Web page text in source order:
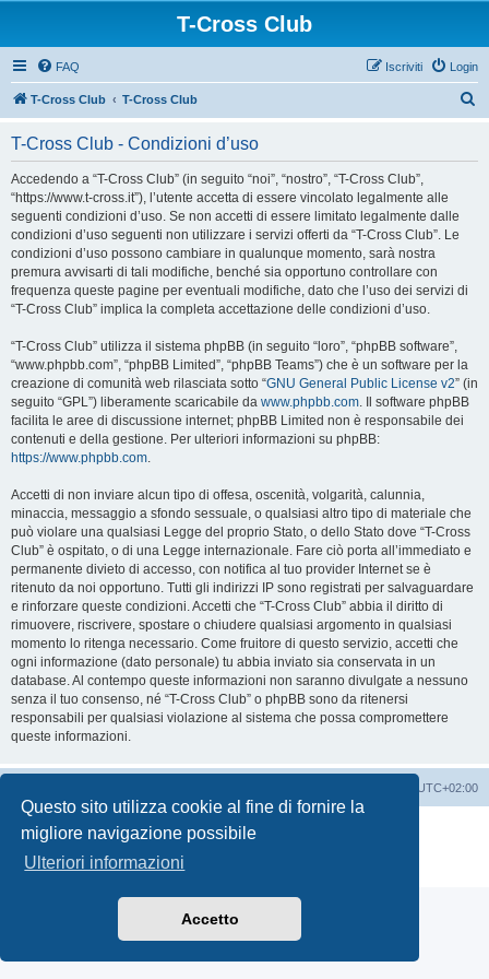
Questo sito utilizza cookie al fine di fornire la
migliore navigazione possibile
Ulteriori informazioni
Accetto
T-Cross Club
FAQ Login
Iscriviti
T-Cross Club T-Cross Club
T-Cross Club - Condizioni d’uso
Accedendo a “T-Cross Club” (in seguito “noi”, “nostro”, “T-Cross Club”,
“https://www.t-cross.it”), l’utente accetta di essere vincolato legalmente alle
seguenti condizioni d’uso. Se non accetti di essere limitato legalmente dalle
condizioni d’uso seguenti non utilizzare i servizi offerti da “T-Cross Club”. Le
condizioni d’uso possono cambiare in qualunque momento, sarà nostra
premura avvisarti di tali modifiche, benché sia opportuno controllare con
frequenza queste pagine per eventuali modifiche, dato che l’uso dei servizi di
“T-Cross Club” implica la completa accettazione delle condizioni d’uso.
“T-Cross Club” utilizza il sistema phpBB (in seguito “loro”, “phpBB software”,
“www.phpbb.com”, “phpBB Limited”, “phpBB Teams”) che è un software per la
creazione di comunità web rilasciata sotto “GNU General Public License v2” (in
seguito “GPL”) liberamente scaricabile da www.phpbb.com. Il software phpBB
facilita le aree di discussione internet; phpBB Limited non è responsabile dei
contenuti e della gestione. Per ulteriori informazioni su phpBB:
https://www.phpbb.com.
Accetti di non inviare alcun tipo di offesa, oscenità, volgarità, calunnia,
minaccia, messaggio a sfondo sessuale, o qualsiasi altro tipo di materiale che
può violare una qualsiasi Legge del proprio Stato, o dello Stato dove “T-Cross
Club” è ospitato, o di una Legge internazionale. Fare ciò porta all’immediato e
permanente divieto di accesso, con notifica al tuo provider Internet se è
ritenuto da noi opportuno. Tutti gli indirizzi IP sono registrati per salvaguardare
e rinforzare queste condizioni. Accetti che “T-Cross Club” abbia il diritto di
rimuovere, riscrivere, spostare o chiudere qualsiasi argomento in qualsiasi
momento lo ritenga necessario. Come fruitore di questo servizio, accetti che
ogni informazione (dato personale) tu abbia inviato sia conservata in un
database. Al contempo queste informazioni non saranno divulgate a nessuno
senza il tuo consenso, né “T-Cross Club” o phpBB sono da ritenersi
responsabili per qualsiasi violazione al sistema che possa compromettere
queste informazioni.
UTC+02:00
Creato da
® Forum Software © phpBB Limited
Traduzione Italiana